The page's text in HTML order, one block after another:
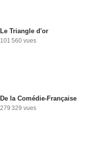
Le Triangle d'or
101 560 vues
De la Comédie-Française
279 329 vues